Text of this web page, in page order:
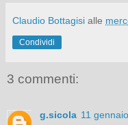
Claudio Bottagisi alle
Condividi
3 commenti:
g.sicola 11